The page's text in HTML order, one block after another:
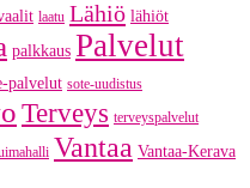
laatu Lähiö lähiöt
palkkaus Palvelut
palvelut sote-uudistus
Terveys terveyspalvelut
Vantaa Vantaa-Kerava